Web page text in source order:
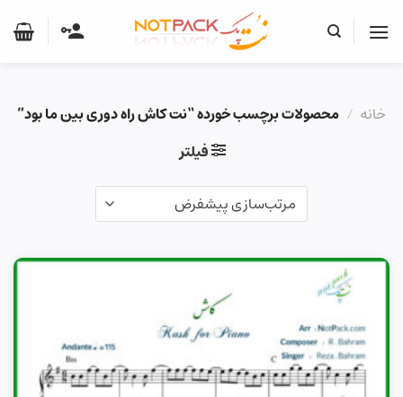
خانه / محصولات برچسب خورده “نت کاش راه دوری بین ما بود”
فیلتر